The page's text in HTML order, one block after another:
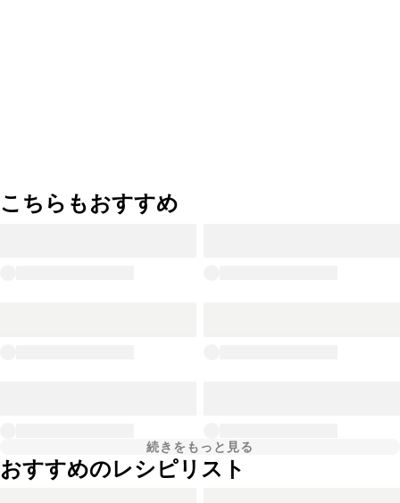
こちらもおすすめ
続きをもっと見る
おすすめのレシピリスト